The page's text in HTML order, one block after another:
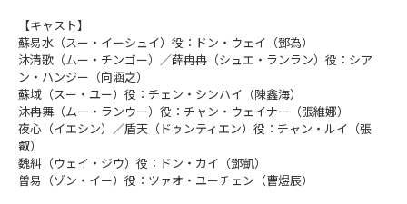
【キャスト】
蘇易水（スー・イーシュイ）役：ドン・ウェイ（鄧為）
沐清歌（ムー・チンゴー）／薛冉冉（シュエ・ランラン）役：シア
ン・ハンジー（向涵之）
蘇域（スー・ユー）役：チェン・シンハイ（陳鑫海）
沐冉舞（ムー・ランウー）役：チャン・ウェイナー（張維娜）
夜心（イエシン）／盾天（ドゥンティエン）役：チャン・ルイ（張
叡）
魏糾（ウェイ・ジウ）役：ドン・カイ（鄧凱）
曽易（ゾン・イー）役：ツァオ・ユーチェン（曹煜辰）